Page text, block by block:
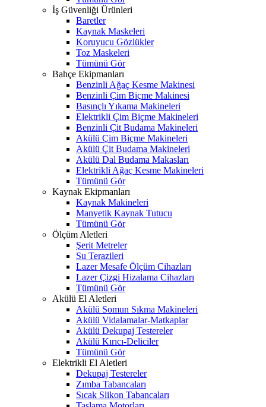
İş Güvenliği Ürünleri
Baretler
Kaynak Maskeleri
Koruyucu Gözlükler
Toz Maskeleri
Tümünü Gör
Bahçe Ekipmanları
Benzinli Ağaç Kesme Makinesi
Benzinli Çim Biçme Makinesi
Basınçlı Yıkama Makineleri
Elektrikli Çim Biçme Makineleri
Benzinli Çit Budama Makineleri
Akülü Çim Biçme Makineleri
Akülü Çit Budama Makineleri
Akülü Dal Budama Makasları
Elektrikli Ağaç Kesme Makineleri
Tümünü Gör
Kaynak Ekipmanları
Kaynak Makineleri
Manyetik Kaynak Tutucu
Tümünü Gör
Ölçüm Aletleri
Şerit Metreler
Su Terazileri
Lazer Mesafe Ölçüm Cihazları
Lazer Çizgi Hizalama Cihazları
Tümünü Gör
Akülü El Aletleri
Akülü Somun Sıkma Makineleri
Akülü Vidalamalar-Matkaplar
Akülü Dekupaj Testereler
Akülü Kırıcı-Deliciler
Tümünü Gör
Elektrikli El Aletleri
Dekupaj Testereler
Zımba Tabancaları
Sıcak Slikon Tabancaları